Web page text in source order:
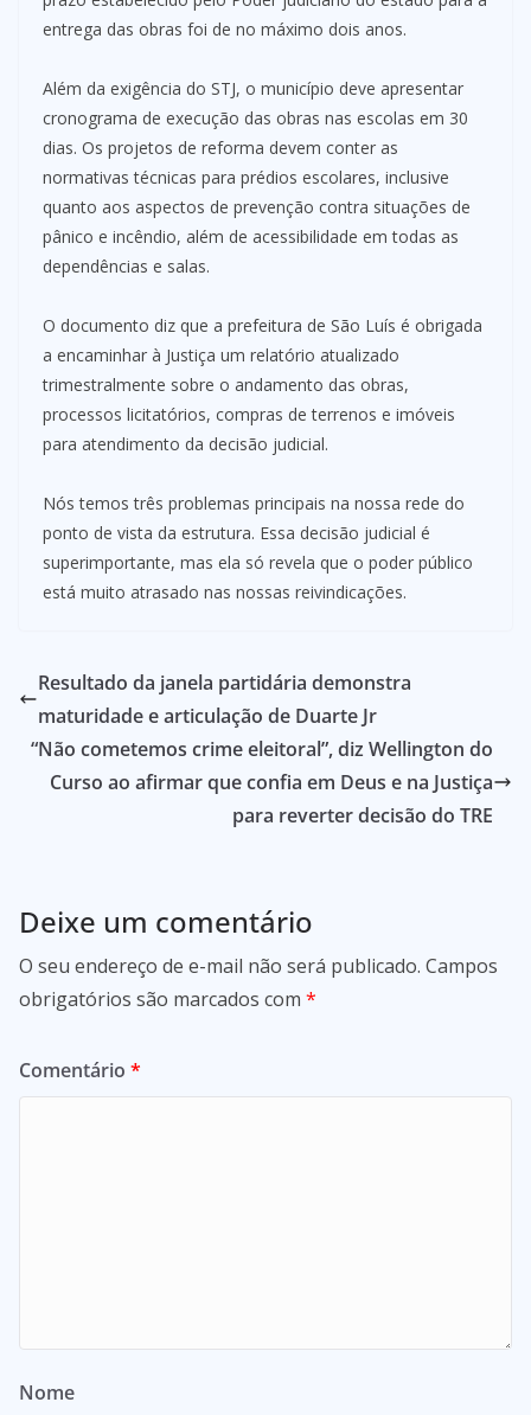
entrega das obras foi de no máximo dois anos.
Além da exigência do STJ, o município deve apresentar
cronograma de execução das obras nas escolas em 30
dias. Os projetos de reforma devem conter as
normativas técnicas para prédios escolares, inclusive
quanto aos aspectos de prevenção contra situações de
pânico e incêndio, além de acessibilidade em todas as
dependências e salas.
O documento diz que a prefeitura de São Luís é obrigada
a encaminhar à Justiça um relatório atualizado
trimestralmente sobre o andamento das obras,
processos licitatórios, compras de terrenos e imóveis
para atendimento da decisão judicial.
Nós temos três problemas principais na nossa rede do
ponto de vista da estrutura. Essa decisão judicial é
superimportante, mas ela só revela que o poder público
está muito atrasado nas nossas reivindicações.
Resultado da janela partidária demonstra
maturidade e articulação de Duarte Jr
“Não cometemos crime eleitoral”, diz Wellington do
Curso ao afirmar que confia em Deus e na Justiça
para reverter decisão do TRE
Deixe um comentário
O seu endereço de e-mail não será publicado. Campos
obrigatórios são marcados com *
Comentário *
Nome